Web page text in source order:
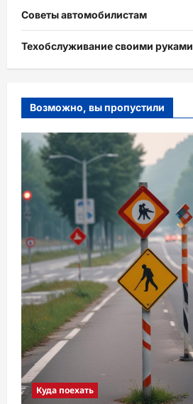
Советы автомобилистам
Техобслуживание своими руками
Возможно, вы пропустили
Куда поехать